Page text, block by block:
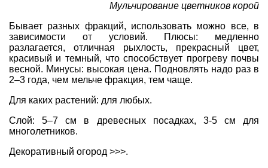
Мульчирование цветников корой
Бывает разных фракций, использовать можно все, в
зависимости от условий. Плюсы: медленно
разлагается, отличная рыхлость, прекрасный цвет,
красивый и темный, что способствует прогреву почвы
весной. Минусы: высокая цена. Подновлять надо раз в
2–3 года, чем мельче фракция, тем чаще.
Для каких растений: для любых.
Слой: 5–7 см в древесных посадках, 3-5 см для
многолетников.
Декоративный огород >>>.